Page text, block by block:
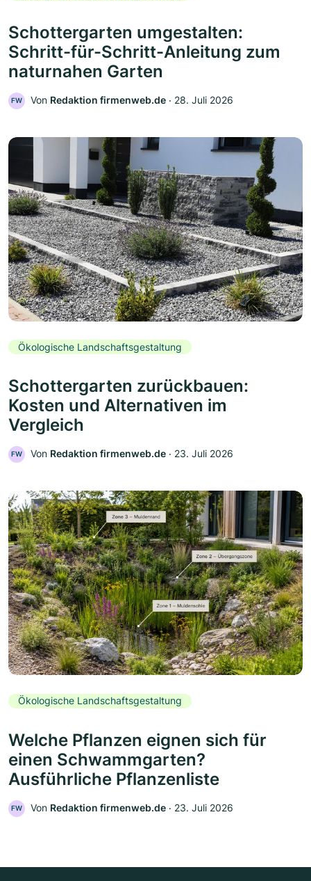
Schottergarten umgestalten:
Schritt-für-Schritt-Anleitung zum
naturnahen Garten
FW Von Redaktion firmenweb.de ‧ 28. Juli 2026
Ökologische Landschaftsgestaltung
Schottergarten zurückbauen:
Kosten und Alternativen im
Vergleich
FW Von Redaktion firmenweb.de ‧ 23. Juli 2026
Ökologische Landschaftsgestaltung
Welche Pflanzen eignen sich für
einen Schwammgarten?
Ausführliche Pflanzenliste
FW Von Redaktion firmenweb.de ‧ 23. Juli 2026